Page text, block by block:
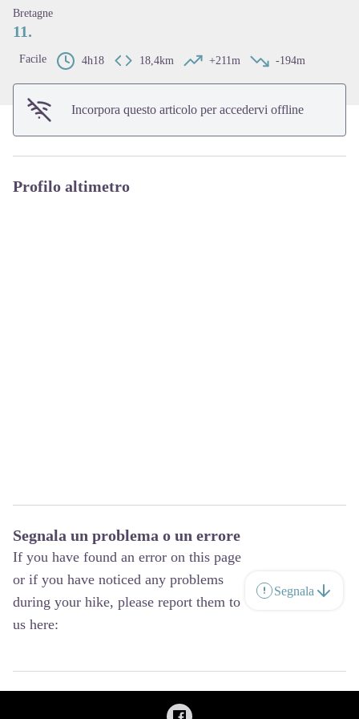
Bretagne
11.
Facile 4h18 18,4km +211m -194m
Incorpora questo articolo per accedervi offline
Profilo altimetro
Segnala un problema o un errore
If you have found an error on this page
or if you have noticed any problems
during your hike, please report them to
us here:
Segnala